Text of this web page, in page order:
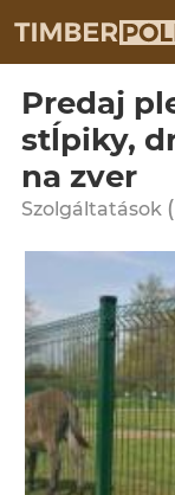
Predaj
stĺpiky,
na zver
Szolgáltatások